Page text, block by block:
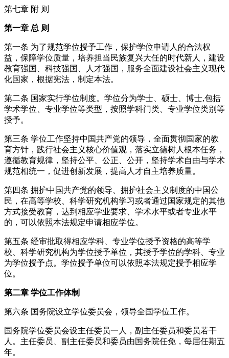
第七章 附 则
第一章 总 则
第一条 为了规范学位授予工作，保护学位申请人的合法权
益，保障学位质量，培养担当民族复兴大任的时代新人，建设
教育强国、科技强国、人才强国，服务全面建设社会主义现代
化国家，根据宪法，制定本法。
第二条 国家实行学位制度。学位分为学士、硕士、博士,包括
学术学位、专业学位等类型，按照学科门类、专业学位类别等
授予。
第三条 学位工作坚持中国共产党的领导，全面贯彻国家的教
育方针，践行社会主义核心价值观，落实立德树人根本任务，
遵循教育规律，坚持公平、公正、公开，坚持学术自由与学术
规范相统一，促进创新发展，提高人才自主培养质量。
第四条 拥护中国共产党的领导、拥护社会主义制度的中国公
民，在高等学校、科学研究机构学习或者通过国家规定的其他
方式接受教育，达到相应学业要求、学术水平或者专业水平
的，可以依照本法规定申请相应学位。
第五条 经审批取得相应学科、专业学位授予资格的高等学
校、科学研究机构为学位授予单位，其授予学位的学科、专业
为学位授予点。学位授予单位可以依照本法规定授予相应学
位。
第二章 学位工作体制
第六条 国务院设立学位委员会，领导全国学位工作。
国务院学位委员会设主任委员一人，副主任委员和委员若干
人。主任委员、副主任委员和委员由国务院任免，每届任期五
年。